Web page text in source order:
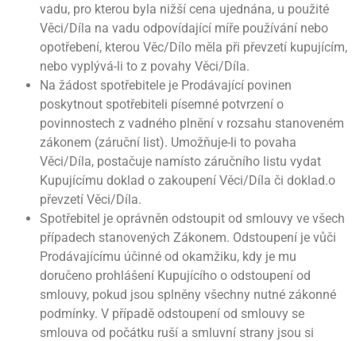
vadu, pro kterou byla nižší cena ujednána, u použité
Věci/Díla na vadu odpovídající míře používání nebo
opotřebení, kterou Věc/Dílo měla při převzetí kupujícím,
nebo vyplývá-li to z povahy Věci/Díla.
Na žádost spotřebitele je Prodávající povinen
poskytnout spotřebiteli písemné potvrzení o
povinnostech z vadného plnění v rozsahu stanoveném
zákonem (záruční list). Umožňuje-li to povaha
Věci/Díla, postačuje namísto záručního listu vydat
Kupujícímu doklad o zakoupení Věci/Díla či doklad.o
převzetí Věci/Díla.
Spotřebitel je oprávněn odstoupit od smlouvy ve všech
případech stanovených Zákonem. Odstoupení je vůči
Prodávajícímu účinné od okamžiku, kdy je mu
doručeno prohlášení Kupujícího o odstoupení od
smlouvy, pokud jsou splněny všechny nutné zákonné
podmínky. V případě odstoupení od smlouvy se
smlouva od počátku ruší a smluvní strany jsou si